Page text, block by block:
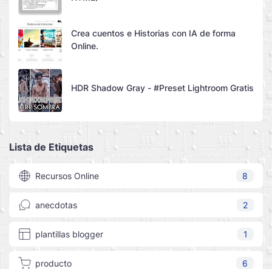
Crea cuentos e Historias con IA de forma
Online.
HDR Shadow Gray - #Preset Lightroom Gratis
Lista de Etiquetas
Recursos Online 8
anecdotas 2
plantillas blogger 1
producto 6